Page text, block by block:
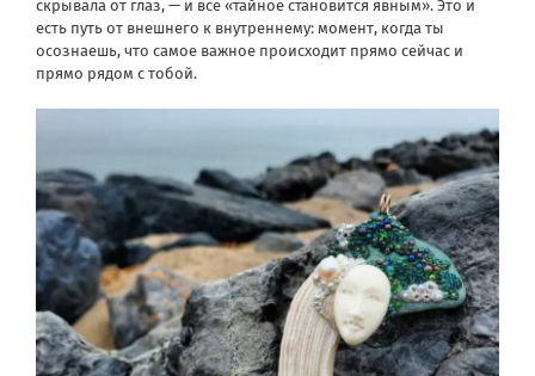
скрывала от глаз, — и все «тайное становится явным». Это и
есть путь от внешнего к внутреннему: момент, когда ты
осознаешь, что самое важное происходит прямо сейчас и
прямо рядом с тобой.